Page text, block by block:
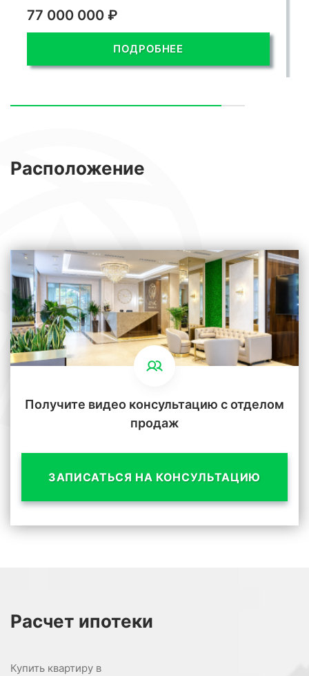
77 000 000 ₽
ПОДРОБНЕЕ
Расположение
Получите видео консультацию с отделом
продаж
ЗАПИСАТЬСЯ НА КОНСУЛЬТАЦИЮ
Расчет ипотеки
Купить квартиру в